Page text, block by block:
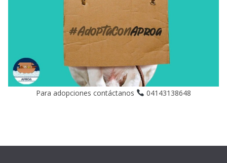
Para adopciones contáctanos 04143138648